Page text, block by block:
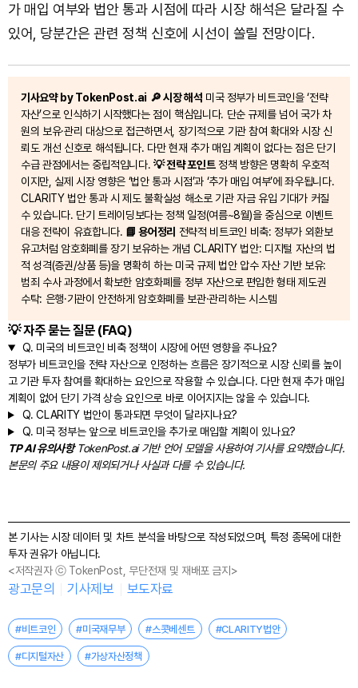
가 매입 여부와 법안 통과 시점에 따라 시장 해석은 달라질 수
있어, 당분간은 관련 정책 신호에 시선이 쏠릴 전망이다.
기사요약 by TokenPost.ai 🔎 시장 해석 미국 정부가 비트코인을 ‘전략
자산’으로 인식하기 시작했다는 점이 핵심입니다. 단순 규제를 넘어 국가 차
원의 보유·관리 대상으로 접근하면서, 장기적으로 기관 참여 확대와 시장 신
뢰도 개선 신호로 해석됩니다. 다만 현재 추가 매입 계획이 없다는 점은 단기
수급 관점에서는 중립적입니다.💡 전략 포인트정책 방향은 명확히 우호적
이지만, 실제 시장 영향은 ‘법안 통과 시점’과 ‘추가 매입 여부’에 좌우됩니다.
CLARITY 법안 통과 시 제도 불확실성 해소로 기관 자금 유입 기대가 커질
수 있습니다. 단기 트레이딩보다는 정책 일정(여름~8월)을 중심으로 이벤트
대응 전략이 유효합니다. 📘 용어정리 전략적 비트코인 비축: 정부가 외환보
유고처럼 암호화폐를 장기 보유하는 개념 CLARITY 법안: 디지털 자산의 법
적 성격(증권/상품 등)을 명확히 하는 미국 규제 법안 압수 자산 기반 보유:
범죄 수사 과정에서 확보한 암호화폐를 정부 자산으로 편입한 형태 제도권
수탁: 은행·기관이 안전하게 암호화폐를 보관·관리하는 시스템
💡 자주 묻는 질문 (FAQ)
Q. 미국의 비트코인 비축 정책이 시장에 어떤 영향을 주나요?
정부가 비트코인을 전략 자산으로 인정하는 흐름은 장기적으로 시장 신뢰를 높이
고 기관 투자 참여를 확대하는 요인으로 작용할 수 있습니다. 다만 현재 추가 매입
계획이 없어 단기 가격 상승 요인으로 바로 이어지지는 않을 수 있습니다.
Q. CLARITY 법안이 통과되면 무엇이 달라지나요?
Q. 미국 정부는 앞으로 비트코인을 추가로 매입할 계획이 있나요?
TP AI 유의사항TokenPost.ai 기반 언어 모델을 사용하여 기사를 요약했습니다.
본문의 주요 내용이 제외되거나 사실과 다를 수 있습니다.
본 기사는 시장 데이터 및 차트 분석을 바탕으로 작성되었으며, 특정 종목에 대한
투자 권유가 아닙니다.
<저작권자 ⓒ TokenPost, 무단전재 및 재배포 금지>
광고문의 기사제보 보도자료
#비트코인 #미국재무부 #스콧베센트 #CLARITY법안
#디지털자산 #가상자산정책